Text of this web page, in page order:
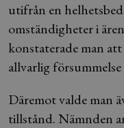
utifrån en
omständigheter i
konstaterade man
allvarlig
Däremot valde man
tillstånd. Nämnden